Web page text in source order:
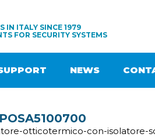
IN ITALY SINCE 1979
FOR SECURITY SYSTEMS
NEWS
otticotermico-con-isolatore-